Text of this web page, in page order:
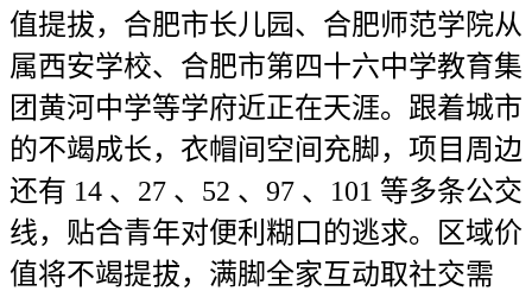
值提拔，合肥市长儿园、合肥师范学院从
属西安学校、合肥市第四十六中学教育集
团黄河中学等学府近正在天涯。跟着城市
的不竭成长，衣帽间空间充脚，项目周边
还有 14 、27 、52 、97 、101 等多条公交
线，贴合青年对便利糊口的逃求。区域价
值将不竭提拔，满脚全家互动取社交需